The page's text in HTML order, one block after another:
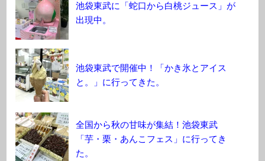
池袋東武に「蛇口から白桃ジュース」が
出現中。
池袋東武で開催中！「かき氷とアイス
と。」に行ってきた。
全国から秋の甘味が集結！池袋東武
「芋・栗・あんこフェス」に行ってき
た。